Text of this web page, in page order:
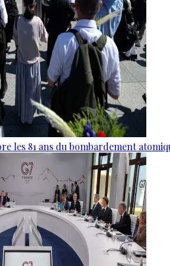
les 81 ans du bombardement